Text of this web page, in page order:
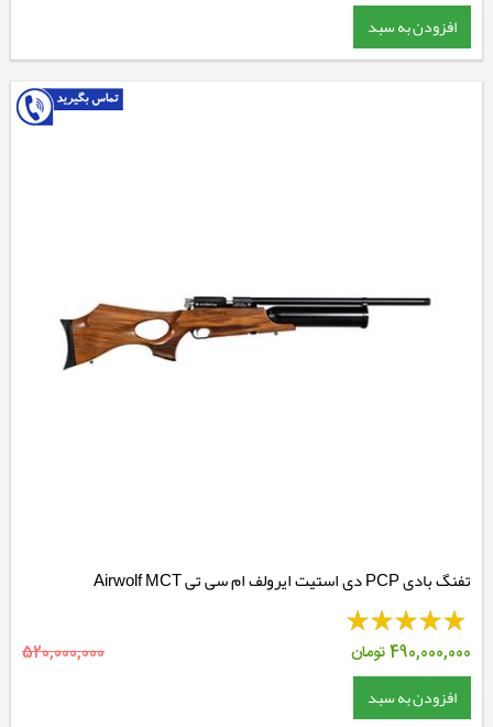
افزودن به سبد
تفنگ بادی PCP دی استیت ایرولف ام سی تی Airwolf MCT
490,000,000تومان 520,000,000
افزودن به سبد